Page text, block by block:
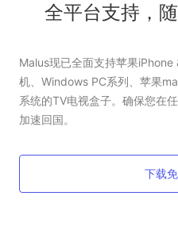
全平台支持，
Malus现已全面支持苹果
机、Windows PC系列、苹果
系统的TV电视盒子。确保您在
加速回国。
下载